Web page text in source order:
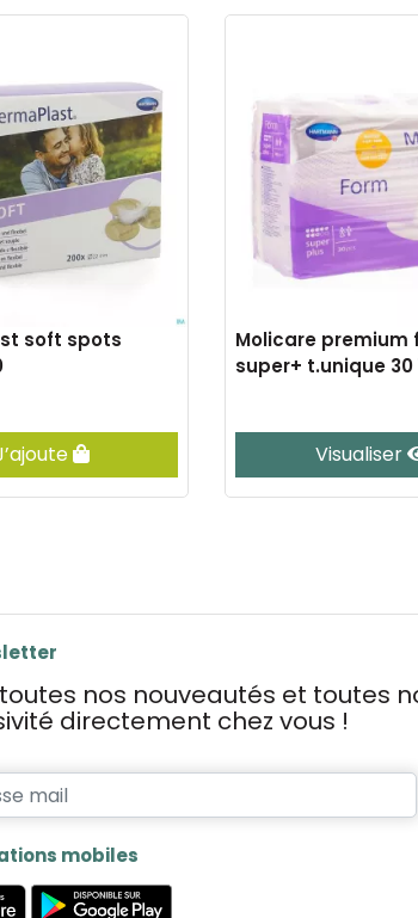
soft spots
Molicare premium
super+ t.unique 30
Visualiser
toutes nos nouveautés et toutes
directement chez vous !
mobiles